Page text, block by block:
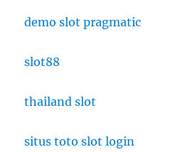
demo slot pragmatic
slot88
thailand slot
situs toto slot login